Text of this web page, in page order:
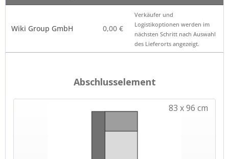
Anbieterkennung
Wiki Group GmbH
0,00 €
Verkäufer und
Logistikoptionen werden im
nächsten Schritt nach Auswahl
des Lieferorts angezeigt.